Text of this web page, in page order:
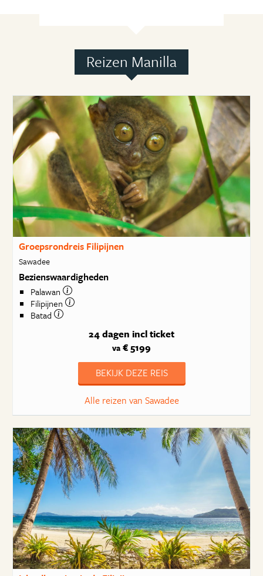
Reizen Manilla
Groepsrondreis Filipijnen
Sawadee
Bezienswaardigheden
Palawan
Filipijnen
Batad
24 dagen incl ticket
va € 5199
BEKIJK DEZE REIS
Alle reizen van Sawadee